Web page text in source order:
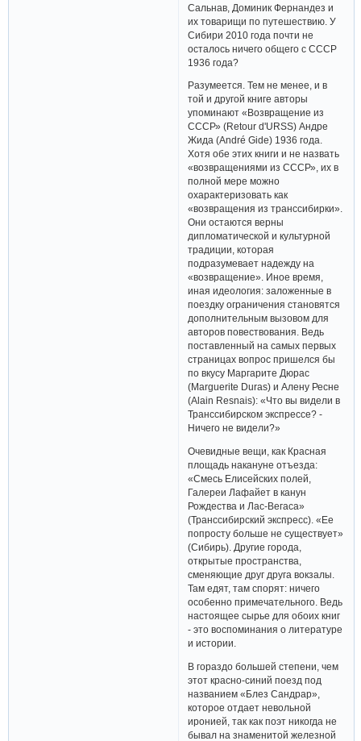
Сальнав, Доминик Фернандез и
их товарищи по путешествию. У
Сибири 2010 года почти не
осталось ничего общего с СССР
1936 года?
Разумеется. Тем не менее, и в
той и другой книге авторы
упоминают «Возвращение из
СССР» (Retour d'URSS) Андре
Жида (André Gide) 1936 года.
Хотя обе этих книги и не назвать
«возвращениями из СССР», их в
полной мере можно
охарактеризовать как
«возвращения из транссибирки».
Они остаются верны
дипломатической и культурной
традиции, которая
подразумевает надежду на
«возвращение». Иное время,
иная идеология: заложенные в
поездку ограничения становятся
дополнительным вызовом для
авторов повествования. Ведь
поставленный на самых первых
страницах вопрос пришелся бы
по вкусу Маргарите Дюрас
(Marguerite Duras) и Алену Ресне
(Alain Resnais): «Что вы видели в
Транссибирском экспрессе? -
Ничего не видели?»
Очевидные вещи, как Красная
площадь накануне отъезда:
«Смесь Елисейских полей,
Галереи Лафайет в канун
Рождества и Лас-Вегаса»
(Транссибирский экспресс). «Ее
попросту больше не существует»
(Сибирь). Другие города,
открытые пространства,
сменяющие друг друга вокзалы.
Там едят, там спорят: ничего
особенно примечательного. Ведь
настоящее сырье для обоих книг
- это воспоминания о литературе
и истории.
В гораздо большей степени, чем
этот красно-синий поезд под
названием «Блез Сандрар»,
которое отдает невольной
иронией, так как поэт никогда не
бывал на знаменитой железной